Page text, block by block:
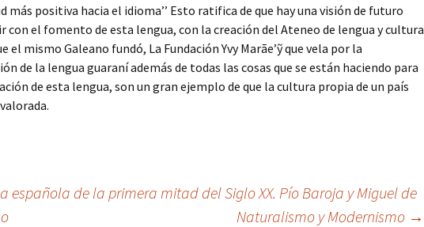
más positiva hacia el idioma’’ Esto ratifica de que hay una visión de futuro
con el fomento de esta lengua, con la creación del Ateneo de lengua y cultura
el mismo Galeano fundó, La Fundación Yvy Marãe’ỹ que vela por la
de la lengua guaraní además de todas las cosas que se están haciendo para
de esta lengua, son un gran ejemplo de que la cultura propia de un país
española de la primera mitad del Siglo XX. Pío Baroja y Miguel de
Naturalismo y Modernismo →